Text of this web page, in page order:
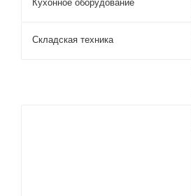
Кухонное оборудование
Складская техника